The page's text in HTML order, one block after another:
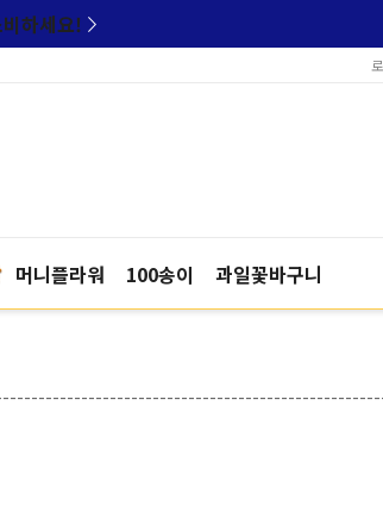
하세요!
머니플라워 100송이 과일꽃바구니